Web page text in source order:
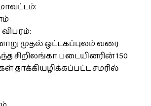
விபரம்:
முதல் ஒட்டகப்புலம் வரை
சிறிலங்கா படையினரின் 150
தாக்கியழிக்கப்பட்ட சமரில்